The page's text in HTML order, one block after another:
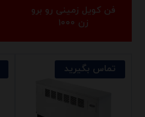
فن کویل زمینی رو برو
زن ۱۰۰۰
تماس بگیرید